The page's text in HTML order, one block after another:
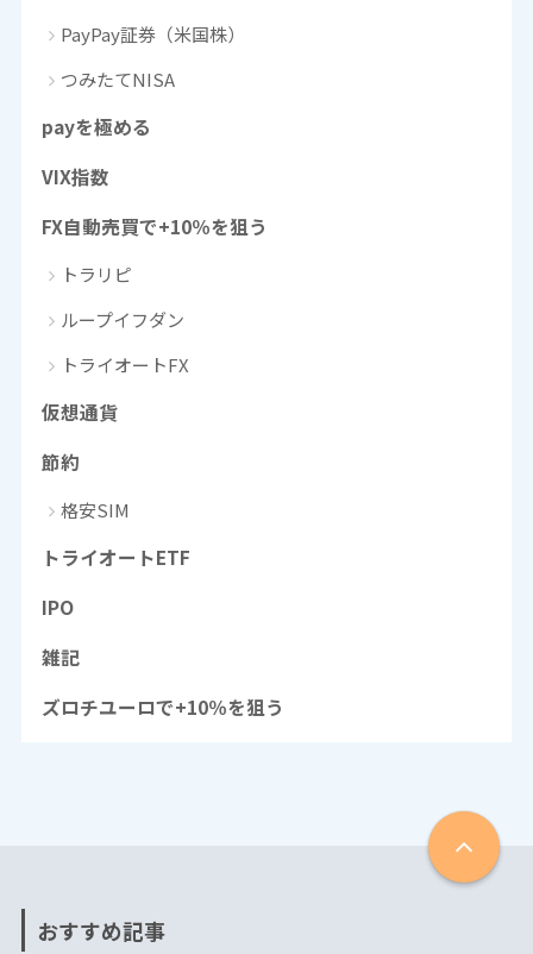
PayPay証券（米国株）
つみたてNISA
payを極める
VIX指数
FX自動売買で+10％を狙う
トラリピ
ループイフダン
トライオートFX
仮想通貨
節約
格安SIM
トライオートETF
IPO
雑記
ズロチユーロで+10％を狙う
おすすめ記事